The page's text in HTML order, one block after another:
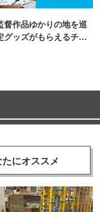
督作品ゆかりの地を巡
グッズがもらえるチャ
にオススメ